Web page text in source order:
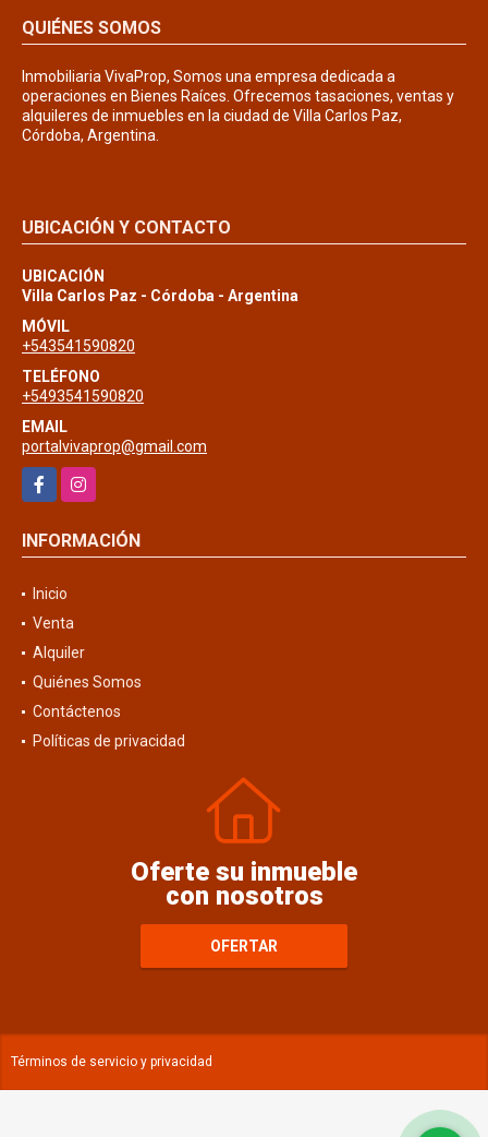
QUIÉNES SOMOS
Inmobiliaria VivaProp, Somos una empresa dedicada a
operaciones en Bienes Raíces. Ofrecemos tasaciones, ventas y
alquileres de inmuebles en la ciudad de Villa Carlos Paz,
Córdoba, Argentina.
UBICACIÓN Y CONTACTO
UBICACIÓN
Villa Carlos Paz - Córdoba - Argentina
MÓVIL
+543541590820
TELÉFONO
+5493541590820
EMAIL
portalvivaprop@gmail.com
FacebookInstagram
INFORMACIÓN
Inicio
Venta
Alquiler
Quiénes Somos
Contáctenos
Políticas de privacidad
Oferte su inmueble
con nosotros
OFERTAR
Términos de servicio y privacidad